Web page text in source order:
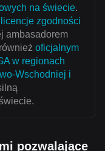
na świecie.
licencje zgodności
ambasadorem
oficjalnym
w regionach
Wschodniej i
pozwalające